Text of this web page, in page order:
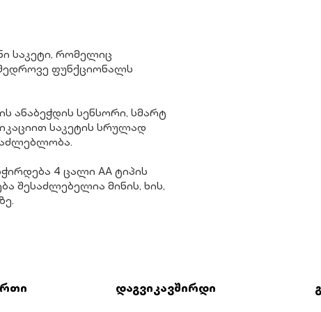
საკეტი, რომელიც
ფუნქციონალს
ანაბეჭდის სენსორი, სმარტ
საკეტის სრულად
4 ცალი AA ტიპის
შესაძლებელია მინის, ხის,
დაგვიკავშირდი